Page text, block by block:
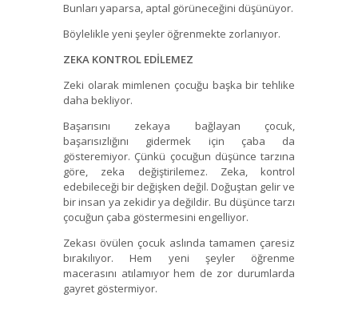
Bunları yaparsa, aptal görüneceğini düşünüyor.
Böylelikle yeni şeyler öğrenmekte zorlanıyor.
ZEKA KONTROL EDİLEMEZ
Zeki olarak mimlenen çocuğu başka bir tehlike
daha bekliyor.
Başarısını zekaya bağlayan çocuk,
başarısızlığını gidermek için çaba da
gösteremiyor. Çünkü çocuğun düşünce tarzına
göre, zeka değiştirilemez. Zeka, kontrol
edebileceği bir değişken değil. Doğuştan gelir ve
bir insan ya zekidir ya değildir. Bu düşünce tarzı
çocuğun çaba göstermesini engelliyor.
Zekası övülen çocuk aslında tamamen çaresiz
bırakılıyor. Hem yeni şeyler öğrenme
macerasını atılamıyor hem de zor durumlarda
gayret göstermiyor.